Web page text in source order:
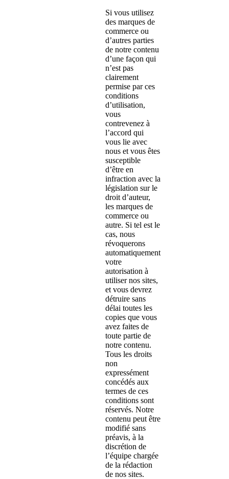
Si vous utilisez
des marques de
commerce ou
d’autres parties
de notre contenu
d’une façon qui
n’est pas
clairement
permise par ces
conditions
d’utilisation,
vous
contrevenez à
l’accord qui
vous lie avec
nous et vous êtes
susceptible
d’être en
infraction avec la
législation sur le
droit d’auteur,
les marques de
commerce ou
autre. Si tel est le
cas, nous
révoquerons
automatiquement
votre
autorisation à
utiliser nos sites,
et vous devrez
détruire sans
délai toutes les
copies que vous
avez faites de
toute partie de
notre contenu.
Tous les droits
non
expressément
concédés aux
termes de ces
conditions sont
réservés. Notre
contenu peut être
modifié sans
préavis, à la
discrétion de
l’équipe chargée
de la rédaction
de nos sites.